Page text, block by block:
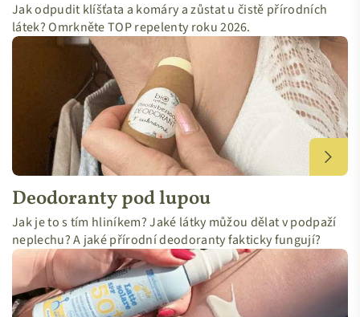
Jak odpudit klíšťata a komáry a zůstat u čistě přírodních
látek? Omrkněte TOP repelenty roku 2026.
Deodoranty pod lupou
Jak je to s tím hliníkem? Jaké látky můžou dělat v podpaží
neplechu? A jaké přírodní deodoranty fakticky fungují?